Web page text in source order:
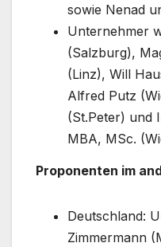
sowie Nenad
Unternehmer
(Salzburg),
(Linz), Will
Alfred Putz
(St.Peter) und
MBA, MSc.
Proponenten im
Deutschland:
Zimmermann